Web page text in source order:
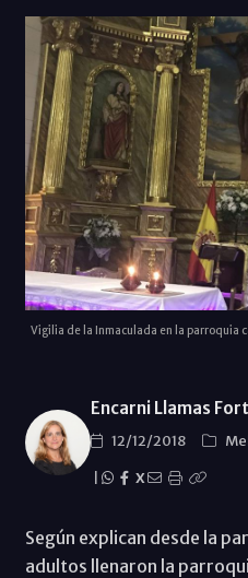
Vigilia de la Inmaculada en la parroquia
Encarni Llamas
12/12/2018
X
Según explican desde la
adultos llenaron la